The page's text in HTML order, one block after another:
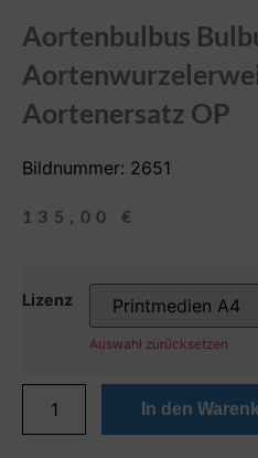
Aortenbulbus
Aortenersatz OP
Bildnummer: 2651
135,00 €
Lizenz
Auswahl zurücksetzen
In den